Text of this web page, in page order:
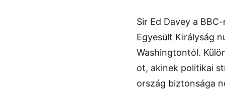
Sir Ed Davey a BBC-
Egyesült Királyság
Washingtontól.
ot, akinek politikai
ország biztonsága